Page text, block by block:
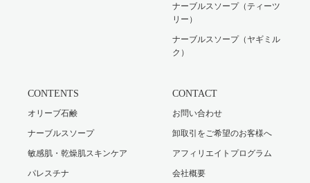
ナーブルスソープ（ティーツ
リー）
ナーブルスソープ（ヤギミル
ク）
CONTENTS
オリーブ石鹸
ナーブルスソープ
敏感肌・乾燥肌スキンケア
パレスチナ
CONTACT
お問い合わせ
卸取引をご希望のお客様へ
アフィリエイトプログラム
会社概要